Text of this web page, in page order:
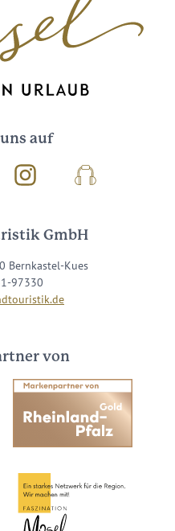
auf
InstagramPodcast
GmbH
Bernkastel-Kues
97330
von